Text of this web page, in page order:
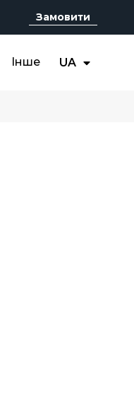
Замовити
Інше UA
EN